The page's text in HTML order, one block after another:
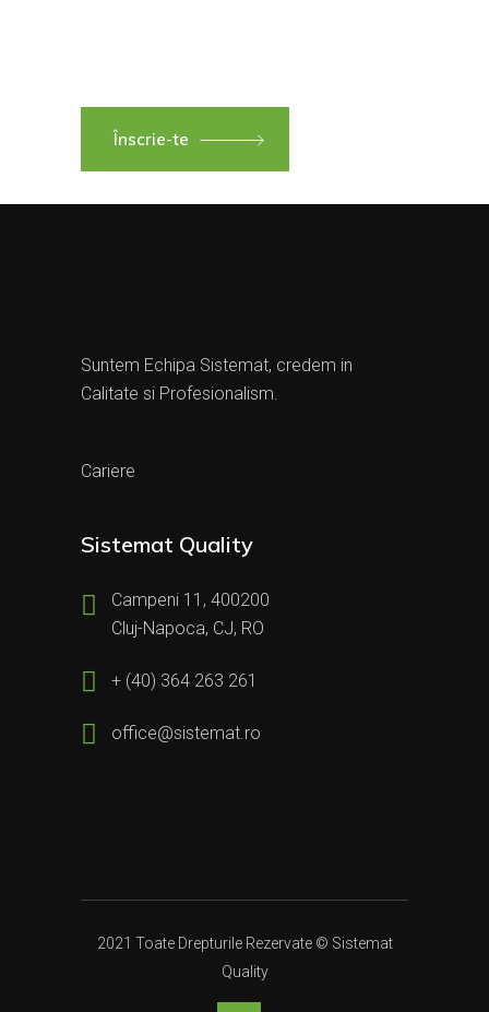
Înscrie-te
Suntem Echipa Sistemat, credem in
Calitate si Profesionalism.
Cariere
Sistemat Quality
Campeni 11, 400200
Cluj-Napoca, CJ, RO
+ (40) 364 263 261
office@sistemat.ro
2021 Toate Drepturile Rezervate © Sistemat
Quality